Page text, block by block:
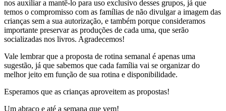
nos auxiliar a mantê-lo para uso exclusivo desses grupos, já que
temos o compromisso com as famílias de não divulgar a imagem das
crianças sem a sua autorização, e também porque consideramos
importante preservar as produções de cada uma, que serão
socializadas nos livros. Agradecemos!
Vale lembrar que a proposta de rotina semanal é apenas uma
sugestão, já que sabemos que cada família vai se organizar do
melhor jeito em função de sua rotina e disponibilidade.
Esperamos que as crianças aproveitem as propostas!
Um abraço e até a semana que vem!